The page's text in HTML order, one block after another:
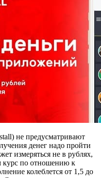
не предусматривают
денег надо пройти
измеряться не в рублях,
курс по отношению к
колеблется от 1,5 до